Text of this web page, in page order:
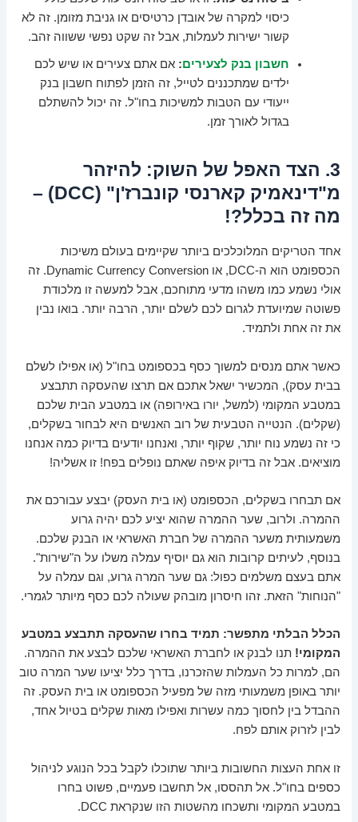
כיסוי למקרה של אובדן כרטיסים או גניבת מזומן. זה לא
קשור ישירות לעמלות, אבל זה שקט נפשי ששווה זהב.
חשבון בנק לצעירים: אם אתם צעירים או שיש לכם
ילדים שמתכננים לטייל, זה הזמן לפתוח חשבון בנק
ייעודי עם הטבות למשיכות בחו"ל. זה יכול להשתלם
בגדול לאורך זמן.
3. הצד האפל של השוק: להיזהר
מ"דינאמיק קארנסי קונברז'ן" (DCC) –
מה זה בכלל?!
אחד הטריקים המלוכלכים ביותר שקיימים בעולם משיכות
הכספומט הוא ה-DCC, או Dynamic Currency Conversion. זה
אולי נשמע כמו משהו מדעי מתוחכם, אבל למעשה זו מלכודת
פשוטה שמיועדת לגרום לכם לשלם יותר, הרבה יותר. בואו נבין
את זה אחת ולתמיד.
כאשר אתם מנסים למשוך כסף בכספומט בחו"ל (או אפילו לשלם
בבית עסק), המכשיר ישאל אתכם אם תרצו שהעסקה תתבצע
במטבע המקומי (למשל, יורו באירופה) או במטבע הבית שלכם
(שקלים). הנטייה הטבעית של רוב האנשים היא לבחור בשקלים,
כי זה נשמע נוח יותר, שקוף יותר, ואנחנו יודעים בדיוק כמה אנחנו
מוציאים. אבל זה בדיוק איפה שאתם נופלים בפח! זו אשליה!
אם תבחרו בשקלים, הכספומט (או בית העסק) יבצע עבורכם את
ההמרה. ולרוב, שער ההמרה שהוא יציע לכם יהיה גרוע
משמעותית משער ההמרה של חברת האשראי או הבנק שלכם.
בנוסף, לעיתים קרובות הוא גם יוסיף עמלה משלו על ה"שירות".
אתם בעצם משלמים כפול: גם שער המרה גרוע, וגם עמלה על
"הנוחות" הזאת. זהו חיסרון מובהק שעולה לכם כסף מיותר לגמרי.
הכלל הבלתי מתפשר: תמיד בחרו שהעסקה תתבצע במטבע
המקומי! תנו לבנק או לחברת האשראי שלכם לבצע את ההמרה.
הם, למרות כל העמלות שהזכרנו, בדרך כלל יציעו שער המרה טוב
יותר באופן משמעותי מזה של מפעיל הכספומט או בית העסק. זה
ההבדל בין לחסוך כמה עשרות ואפילו מאות שקלים בטיול אחד,
לבין לזרוק אותם לפח.
זו אחת העצות החשובות ביותר שתוכלו לקבל בכל הנוגע לניהול
כספים בחו"ל. אל תהססו, אל תחשבו פעמיים, פשוט בחרו
במטבע המקומי ותשכחו מהשטות הזו שנקראת DCC.